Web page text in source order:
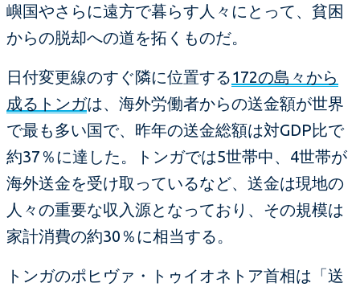
嶼国やさらに遠方で暮らす人々にとって、貧困
からの脱却への道を拓くものだ。
日付変更線のすぐ隣に位置する172の島々から
成るトンガは、海外労働者からの送金額が世界
で最も多い国で、昨年の送金総額は対GDP比で
約37％に達した。トンガでは5世帯中、4世帯が
海外送金を受け取っているなど、送金は現地の
人々の重要な収入源となっており、その規模は
家計消費の約30％に相当する。
トンガのポヒヴァ・トゥイオネトア首相は「送